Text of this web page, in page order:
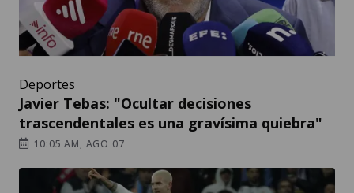
Deportes
Javier Tebas: "Ocultar decisiones
trascendentales es una gravísima quiebra"
10:05 AM, AGO 07